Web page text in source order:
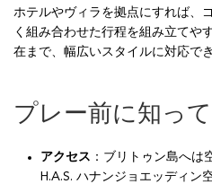
ホテルやヴィラを拠点にすれば、
く組み合わせた行程を組み立てや
在まで、幅広いスタイルに対応でき
プレー前に知っ
アクセス ：ブリトゥン島へは
H.A.S. ハナンジョエッディン